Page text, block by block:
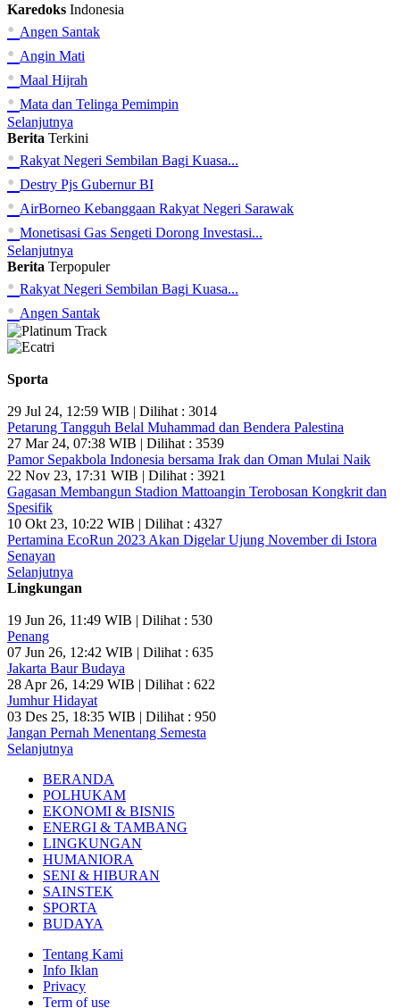
Karedoks Indonesia
• Angen Santak
• Angin Mati
• Maal Hijrah
• Mata dan Telinga Pemimpin
Selanjutnya
Berita Terkini
• Rakyat Negeri Sembilan Bagi Kuasa...
• Destry Pjs Gubernur BI
• AirBorneo Kebanggaan Rakyat Negeri Sarawak
• Monetisasi Gas Sengeti Dorong Investasi...
Selanjutnya
Berita Terpopuler
• Rakyat Negeri Sembilan Bagi Kuasa...
• Angen Santak
Sporta
29 Jul 24, 12:59 WIB | Dilihat : 3014
Petarung Tangguh Belal Muhammad dan Bendera Palestina
27 Mar 24, 07:38 WIB | Dilihat : 3539
Pamor Sepakbola Indonesia bersama Irak dan Oman Mulai Naik
22 Nov 23, 17:31 WIB | Dilihat : 3921
Gagasan Membangun Stadion Mattoangin Terobosan Kongkrit dan
Spesifik
10 Okt 23, 10:22 WIB | Dilihat : 4327
Pertamina EcoRun 2023 Akan Digelar Ujung November di Istora
Senayan
Selanjutnya
Lingkungan
19 Jun 26, 11:49 WIB | Dilihat : 530
Penang
07 Jun 26, 12:42 WIB | Dilihat : 635
Jakarta Baur Budaya
28 Apr 26, 14:29 WIB | Dilihat : 622
Jumhur Hidayat
03 Des 25, 18:35 WIB | Dilihat : 950
Jangan Pernah Menentang Semesta
Selanjutnya
BERANDA
POLHUKAM
EKONOMI & BISNIS
ENERGI & TAMBANG
LINGKUNGAN
HUMANIORA
SENI & HIBURAN
SAINSTEK
SPORTA
BUDAYA
Tentang Kami
Info Iklan
Privacy
Term of use